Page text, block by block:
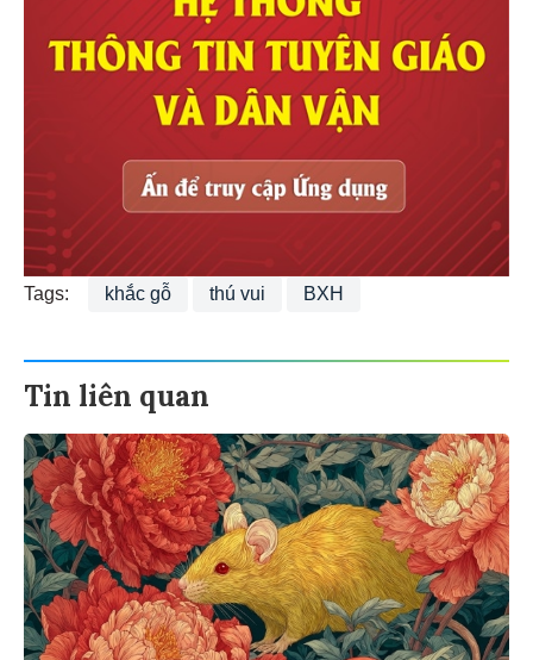
Tags: khắc gỗ thú vui BXH
Tin liên quan